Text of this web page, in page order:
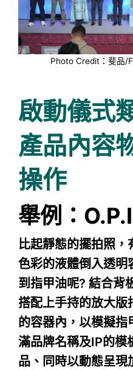
Photo Credit：斐品/
啟動儀式
產品內容
操作
舉例：
比起靜態的擺拍照，
色彩的液體倒入透明
到指甲油呢? 結合背
搭配上手持的放大版
的容器內，以模擬指
滿品牌名稱及IP的模
品、同時以動態呈現